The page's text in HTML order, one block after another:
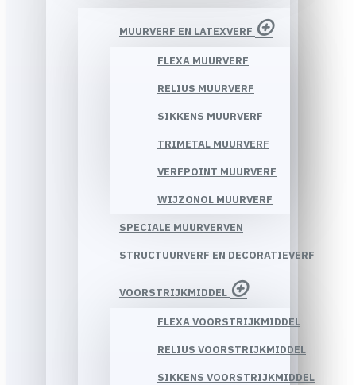
MUURVERF EN LATEXVERF
FLEXA MUURVERF
RELIUS MUURVERF
SIKKENS MUURVERF
TRIMETAL MUURVERF
VERFPOINT MUURVERF
WIJZONOL MUURVERF
SPECIALE MUURVERVEN
STRUCTUURVERF EN DECORATIEVERF
VOORSTRIJKMIDDEL
FLEXA VOORSTRIJKMIDDEL
RELIUS VOORSTRIJKMIDDEL
SIKKENS VOORSTRIJKMIDDEL